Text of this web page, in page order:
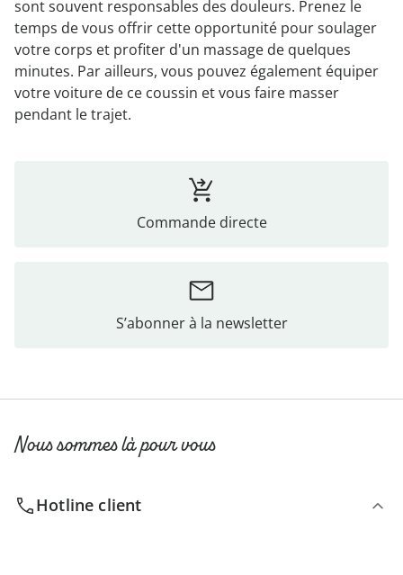
sont souvent responsables des douleurs. Prenez le
temps de vous offrir cette opportunité pour soulager
votre corps et profiter d'un massage de quelques
minutes. Par ailleurs, vous pouvez également équiper
votre voiture de ce coussin et vous faire masser
pendant le trajet.
Commande directe
S’abonner à la newsletter
Nous sommes là pour vous
Hotline client